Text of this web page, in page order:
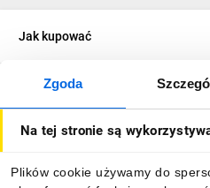
Zgoda
Na tej stronie są
Plików cookie używamy do
Jak kupować
O firmie